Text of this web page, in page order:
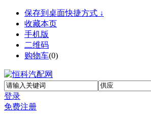
保存到桌面快捷方式 ↓
收藏本页
手机版
二维码
购物车(0)
登录
免费注册